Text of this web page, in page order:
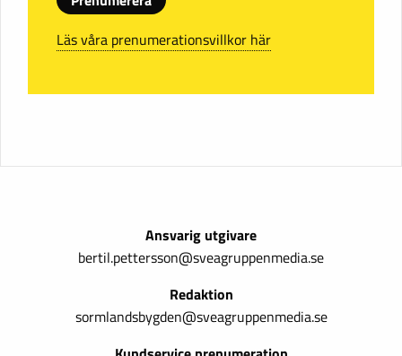
Läs våra prenumerationsvillkor här
Ansvarig utgivare
bertil.pettersson@sveagruppenmedia.se
Redaktion
sormlandsbygden@sveagruppenmedia.se